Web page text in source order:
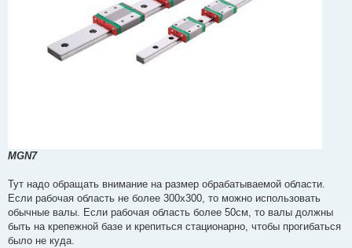
MGN7
Тут надо обращать внимание на размер обрабатываемой области.
Если рабочая область не более 300х300, то можно использовать
обычные валы. Если рабочая область более 50см, то валы должны
быть на крепежной базе и крепиться стационарно, чтобы прогибаться
было не куда.